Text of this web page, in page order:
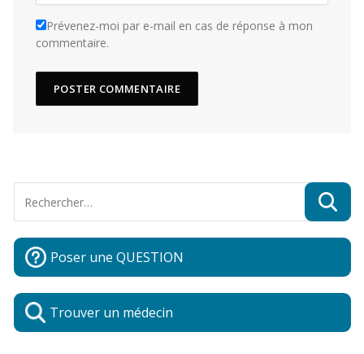
Prévenez-moi par e-mail en cas de réponse à mon
commentaire.
Poser une QUESTION
Trouver un médecin